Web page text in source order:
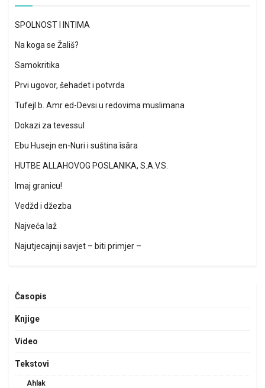
SPOLNOST I INTIMA
Na koga se Žališ?
Samokritika
Prvi ugovor, šehadet i potvrda
Tufejl b. Amr ed-Devsi u redovima muslimana
Dokazi za tevessul
Ebu Husejn en-Nuri i suština îsâra
HUTBE ALLAHOVOG POSLANIKA, S.A.V.S.
Imaj granicu!
Vedžd i džezba
Najveća laž
Najutjecajniji savjet – biti primjer –
Časopis
Knjige
Video
Tekstovi
Ahlak